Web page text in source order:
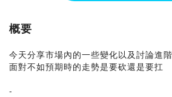
概要
今天分享市場內的一些變化以及討論進
面對不如預期時的走勢是要砍還是要扛
-